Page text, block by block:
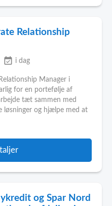
Relationship
event_available i dag
Manager i
for en portefølje af
tæt sammen med
løsninger og hjælpe med at
og Spar Nord